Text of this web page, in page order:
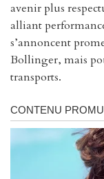
avenir plus
alliant
s’annoncent
Bollinger, mais
transports.